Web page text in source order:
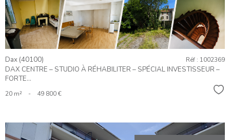
Dax (40100)
DAX CENTRE – STUDIO À RÉHABILITER – SPÉCIAL INVESTISSEUR –
FORTE...
Réf : 1002369
20 m² - 49 800 €